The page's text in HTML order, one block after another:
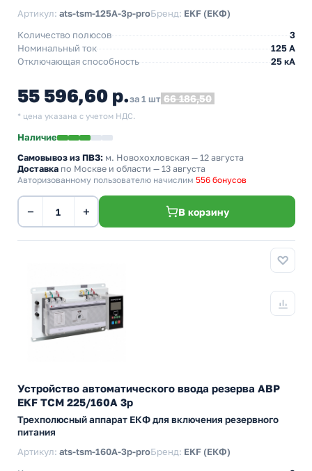
Артикул: ats-tsm-125A-3p-proБренд: EKF (ЕКФ)
Количество полюсов
3
Номинальный ток
125 А
Отключающая способность
25 кА
55 596,60 р.за 1 шт 66 186,50
* цена указана с учетом НДС.
Наличие
Самовывоз из ПВЗ: м. Новохохловская — 12 августа
Доставка по Москве и области — 13 августа
Авторизованному пользователю начислим 556 бонусов
− + В корзину
Устройство автоматического ввода резерва АВР
EKF ТСM 225/160А 3р
Трехполюсный аппарат ЕКФ для включения резервного
питания
Артикул: ats-tsm-160A-3p-proБренд: EKF (ЕКФ)